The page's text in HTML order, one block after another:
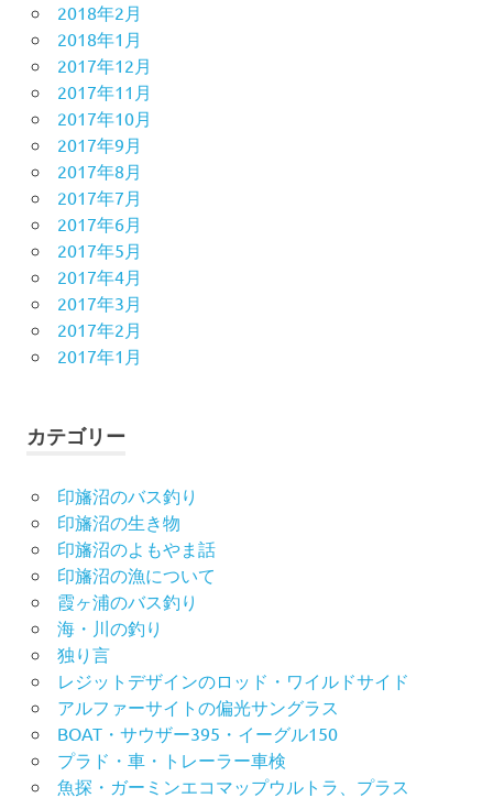
2018年2月
2018年1月
2017年12月
2017年11月
2017年10月
2017年9月
2017年8月
2017年7月
2017年6月
2017年5月
2017年4月
2017年3月
2017年2月
2017年1月
カテゴリー
印旛沼のバス釣り
印旛沼の生き物
印旛沼のよもやま話
印旛沼の漁について
霞ヶ浦のバス釣り
海・川の釣り
独り言
レジットデザインのロッド・ワイルドサイド
アルファーサイトの偏光サングラス
BOAT・サウザー395・イーグル150
プラド・車・トレーラー車検
魚探・ガーミンエコマップウルトラ、プラス